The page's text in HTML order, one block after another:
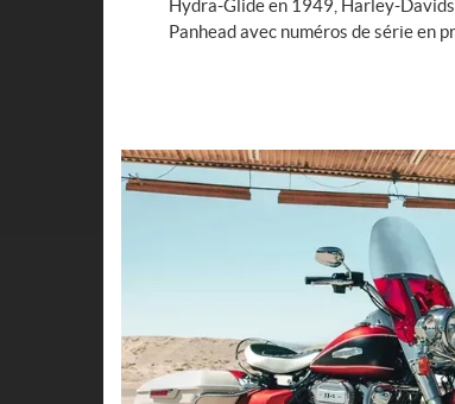
Hydra-Glide en 1949, Harley-
Panhead avec numéros de série en